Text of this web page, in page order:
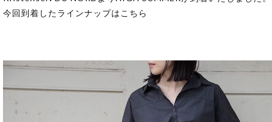
今回到着したラインナップはこちら